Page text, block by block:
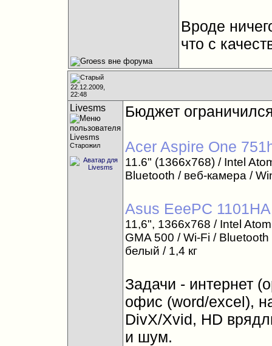
Вроде
что с
22.12.2009,
22:48
Livesms
Старожил
Бюджет
Acer Aspire One
11.6" (1366x768) / Intel
Bluetooth / веб-камера /
Asus EeePC
11,6", 1366x768 / Intel
GMA 500 / Wi-Fi /
белый / 1,4 кг
Задачи - интернет
офис (word/excel),
DivX/Xvid, HD
и шум.